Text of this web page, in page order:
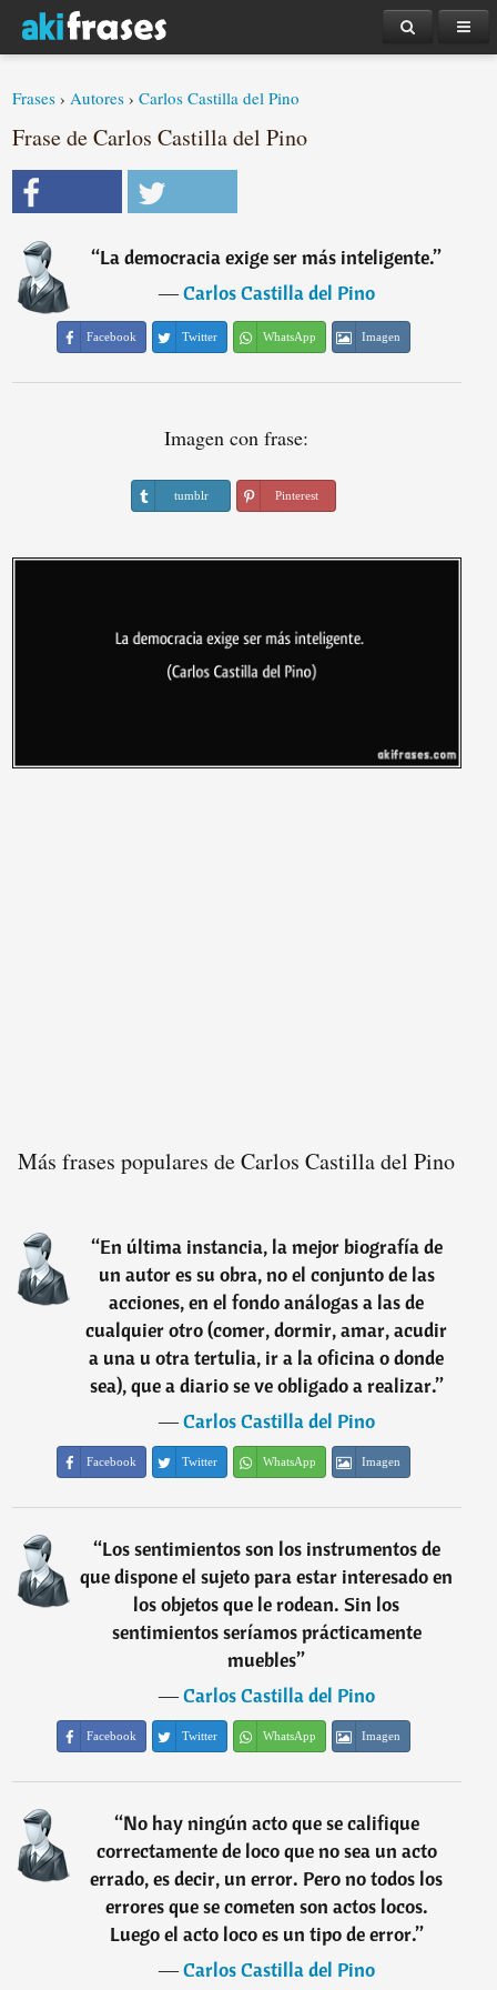
Frases ›Autores ›Carlos Castilla del Pino
Frase de Carlos Castilla del Pino
“La democracia exige ser más inteligente.”
―Carlos Castilla del Pino
Facebook Twitter WhatsApp Imagen
Imagen con frase:
tumblr Pinterest
Más frases populares de Carlos Castilla del Pino
“En última instancia, la mejor biografía de
un autor es su obra, no el conjunto de las
acciones, en el fondo análogas a las de
cualquier otro (comer, dormir, amar, acudir
a una u otra tertulia, ir a la oficina o donde
sea), que a diario se ve obligado a realizar.”
―Carlos Castilla del Pino
Facebook Twitter WhatsApp Imagen
“Los sentimientos son los instrumentos de
que dispone el sujeto para estar interesado en
los objetos que le rodean. Sin los
sentimientos seríamos prácticamente
muebles”
―Carlos Castilla del Pino
Facebook Twitter WhatsApp Imagen
“No hay ningún acto que se califique
correctamente de loco que no sea un acto
errado, es decir, un error. Pero no todos los
errores que se cometen son actos locos.
Luego el acto loco es un tipo de error.”
―Carlos Castilla del Pino